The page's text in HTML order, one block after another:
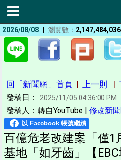
2026/08/08 | 瀏覽數： 2,147,484,036
回「新聞網」首頁 | 上一則 |
發稿日： 2025/11/05 04:36:00 PM
發稿人：轉自YouTube | 修改新
百億危老改建案「僅1
基地「如牙齒」【EBC